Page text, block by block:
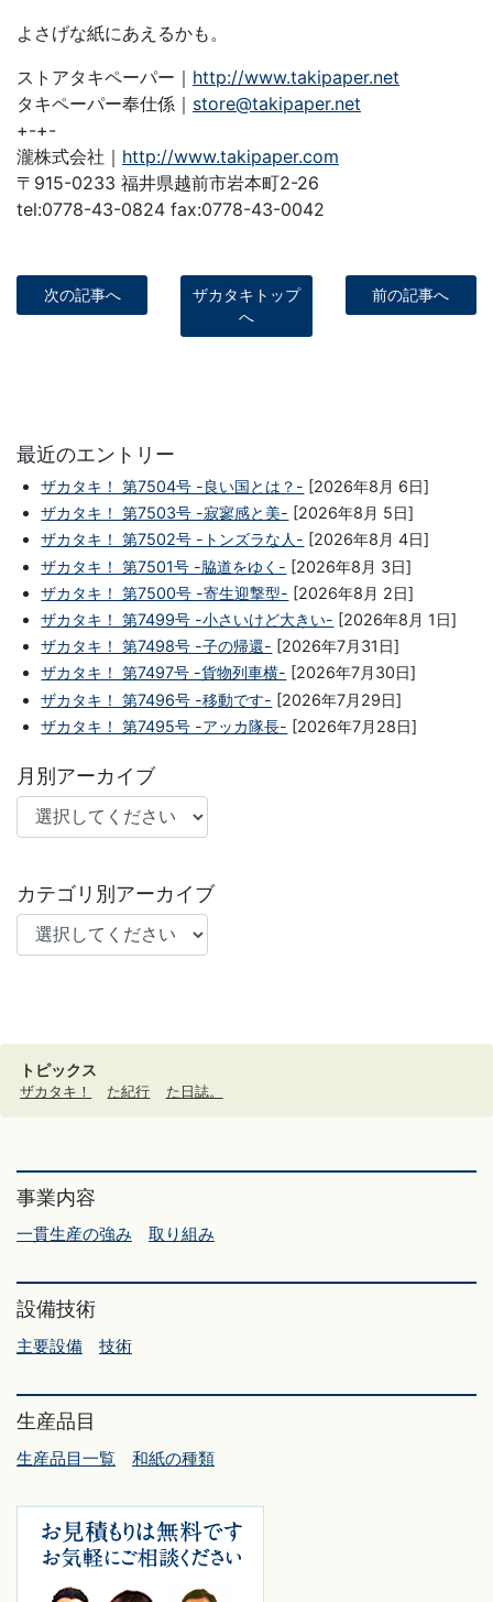
よさげな紙にあえるかも。
ストアタキペーパー｜ http://www.takipaper.net
タキペーパー奉仕係｜ store@takipaper.net
+-+-
瀧株式会社｜ http://www.takipaper.com
〒915-0233 福井県越前市岩本町2-26
tel:0778-43-0824 fax:0778-43-0042
次の記事へ
ザカタキトップ
へ
前の記事へ
最近のエントリー
ザカタキ！ 第7504号 -良い国とは？- [2026年8月 6日]
ザカタキ！ 第7503号 -寂寥感と美- [2026年8月 5日]
ザカタキ！ 第7502号 -トンズラな人- [2026年8月 4日]
ザカタキ！ 第7501号 -脇道をゆく- [2026年8月 3日]
ザカタキ！ 第7500号 -寄生迎撃型- [2026年8月 2日]
ザカタキ！ 第7499号 -小さいけど大きい- [2026年8月 1日]
ザカタキ！ 第7498号 -子の帰還- [2026年7月31日]
ザカタキ！ 第7497号 -貨物列車横- [2026年7月30日]
ザカタキ！ 第7496号 -移動です- [2026年7月29日]
ザカタキ！ 第7495号 -アッカ隊長- [2026年7月28日]
月別アーカイブ
カテゴリ別アーカイブ
トピックス
ザカタキ！ た紀行 た日誌。
事業内容
一貫生産の強み 取り組み
設備技術
主要設備 技術
生産品目
生産品目一覧 和紙の種類